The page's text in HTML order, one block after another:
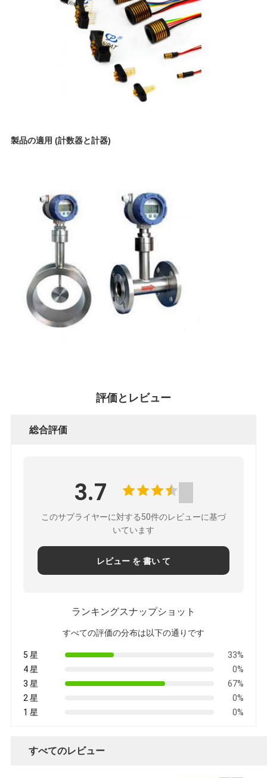
い
PRIVACY
POLICY
製品の適用 (計数器と計器)
評価とレビュー
総合評価
3.7
このサプライヤーに対する50件のレビューに基づ
いています
レビュー を 書い て
ランキングスナップショット
すべての評価の分布は以下の通りです
5 星
33%
4 星
0%
3 星
67%
2 星
0%
1 星
0%
すべてのレビュー